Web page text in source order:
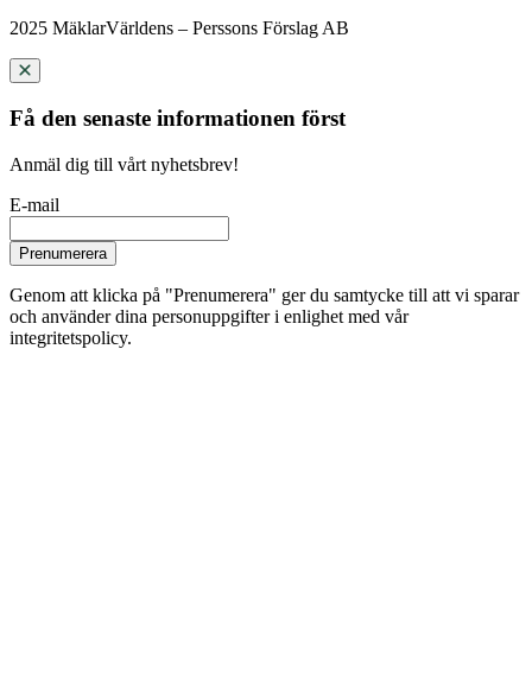
2025 MäklarVärldens – Perssons Förslag AB
Få den senaste informationen först
Anmäl dig till vårt nyhetsbrev!
E-mail
Prenumerera
Genom att klicka på "Prenumerera" ger du samtycke till att vi sparar
och använder dina personuppgifter i enlighet med vår
integritetspolicy.